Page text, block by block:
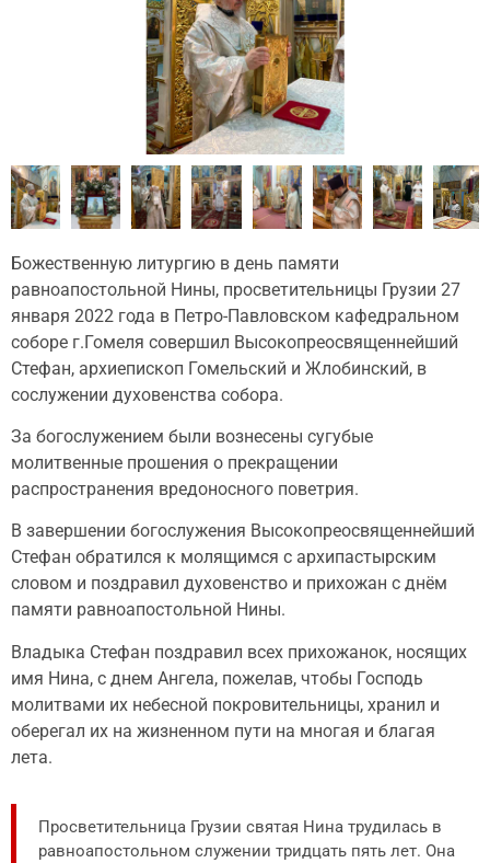
Божественную литургию в день памяти
равноапостольной Нины, просветительницы Грузии 27
января 2022 года в Петро-Павловском кафедральном
соборе г.Гомеля совершил Высокопреосвященнейший
Стефан, архиепископ Гомельский и Жлобинский, в
сослужении духовенства собора.
За богослужением были вознесены сугубые
молитвенные прошения о прекращении
распространения вредоносного поветрия.
В завершении богослужения Высокопреосвященнейший
Стефан обратился к молящимся с архипастырским
словом и поздравил духовенство и прихожан с днём
памяти равноапостольной Нины.
Владыка Стефан поздравил всех прихожанок, носящих
имя Нина, с днем Ангела, пожелав, чтобы Господь
молитвами их небесной покровительницы, хранил и
оберегал их на жизненном пути на многая и благая
лета.
Просветительница Грузии святая Нина трудилась в
равноапостольном служении тридцать пять лет. Она